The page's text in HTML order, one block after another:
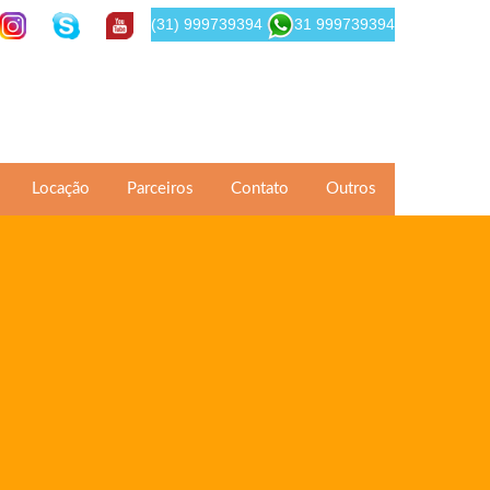
(31) 999739394 31 999739394
Locação Parceiros Contato Outros